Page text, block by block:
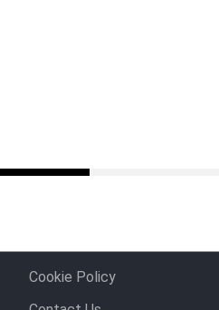
Cookie Policy